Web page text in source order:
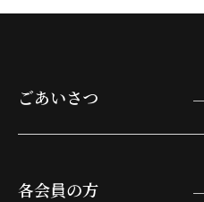
ごあいさつ
各会員の方